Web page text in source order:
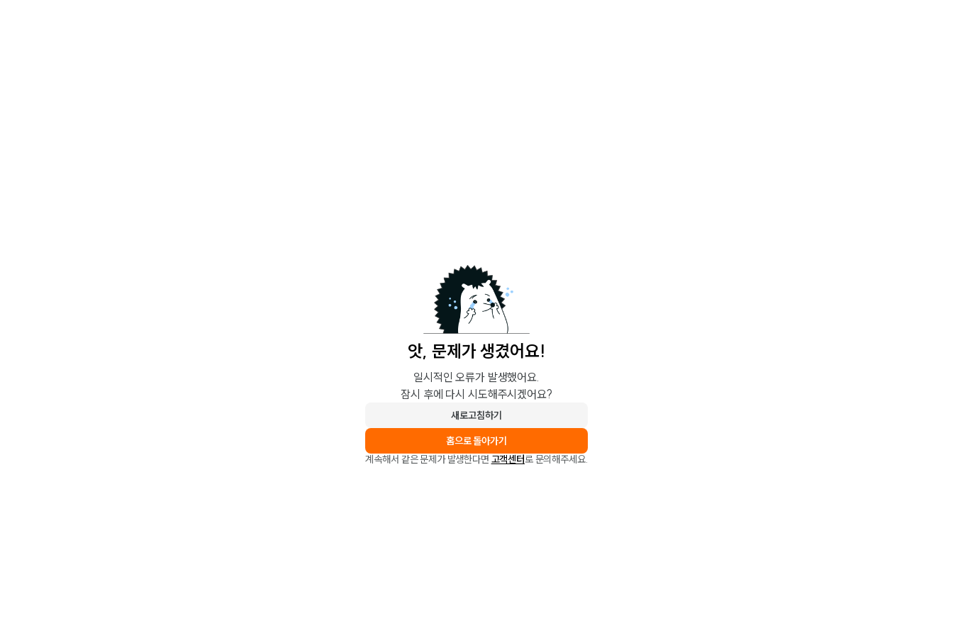
앗, 문제가 생겼어요!
일시적인 오류가 발생했어요.
잠시 후에 다시 시도해주시겠어요?
새로고침하기
홈으로 돌아가기
계속해서 같은 문제가 발생한다면 고객센터로 문의해주세요.